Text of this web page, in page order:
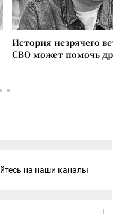
История незрячего
СВО может помочь
на наши каналы